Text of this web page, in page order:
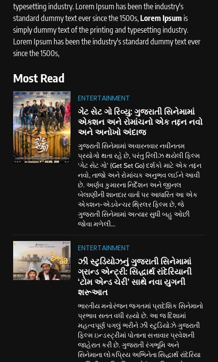
typesetting industry. Lorem Ipsum has been the industry's
standard dummy text ever since the 1500s,Lorem Ipsum is
simply dummy text of the printing and typesetting industry.
Lorem Ipsum has been the industry's standard dummy text ever
since the 1500s,
Most Read
ENTERTAINMENT
ગેટ સેટ ગો રિવ્યુ: ગુજરાતી સિનેમામાં
એક્શન અને રોમાંચનો એક તદ્દન નવો
અને અનોખો અંદાજ
ગુજરાતી સિનેમામાં અવારનવાર નવીનતમ
પ્રયોગો થતા રહે છે, પરંતુ રિલીઝ થયેલી ફિલ્મ
‘ગેટ સેટ ગો’ (Get Set Go) દર્શકો માટે એક તદ્દન
નવો, તાજો અને રોમાંચક અનુભવ લઈને આવી
છે. અર્ણવ કુમારના નિર્દેશન અને જીનલ
બેલાણીની શાનદાર વાર્તા પર આધારિત આ એક
એક્શન-એડવેન્ચર થ્રિલર ફિલ્મ છે, જે
ગુજરાતી સિનેમામાં અત્યાર સુધી બહુ ઓછી
જોવા મળેલી...
ENTERTAINMENT
ઝી સ્ટુડિયોઝનું ગુજરાતી સિનેમામાં
ગ્રાન્ડ એન્ટ્રી: સિદ્ધાર્થ રાંદેરિયાની
‘ટોમ એન્ડ ચેરી’ સાથે નવા યુગની
શરૂઆત
ભારતીય મનોરંજન જગતમાં પ્રાદેશિક સિનેમાનો
પ્રભાવ સતત વધી રહ્યો છે. આ જ દિશામાં
મહત્વપૂર્ણ પગલું ભરીને ઝી સ્ટુડિયોઝે ગુજરાતી
ફિલ્મ ઇન્ડસ્ટ્રીમાં પોતાના સત્તાવાર પ્રવેશની
જાહેરાત કરી છે. ગુજરાતી રંગભૂમિ અને
સિનેમાના લોકપ્રિય અભિનેતા સિદ્ધાર્થ રાંદેરિયા